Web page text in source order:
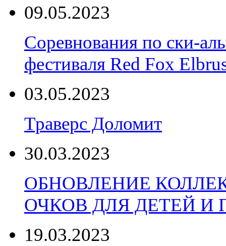
09.05.2023
Соревнования по ски-
фестиваля Red Fox
03.05.2023
Траверс Доломит
30.03.2023
ОБНОВЛЕНИЕ
ОЧКОВ ДЛЯ ДЕТЕЙ И
19.03.2023